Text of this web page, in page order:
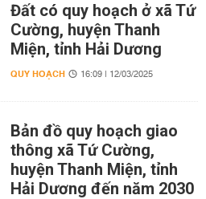
Đất có quy hoạch ở xã Tứ
Cường, huyện Thanh
Miện, tỉnh Hải Dương
QUY HOẠCH 16:09 | 12/03/2025
Bản đồ quy hoạch giao
thông xã Tứ Cường,
huyện Thanh Miện, tỉnh
Hải Dương đến năm 2030